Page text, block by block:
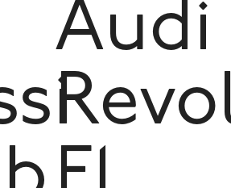
Audi